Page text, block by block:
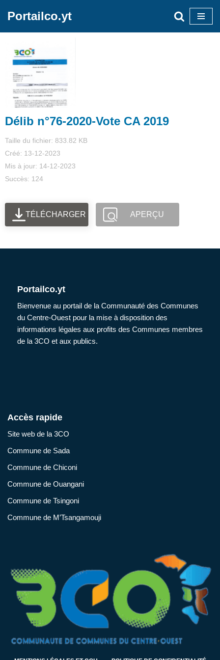
contenu
Portailco.yt
Délib n°76-2020-Vote CA 2019
Taille du fichier: 833.82 KB
Créé: 13-12-2023
Mis à jour: 14-12-2023
Succès: 124
TÉLÉCHARGER APERÇU
Portailco.yt
Bienvenue au portail de la Communauté des Communes
du Centre-Ouest pour la mise à disposition des
informations légales aux profits des Communes membres
de la 3CO et aux publics.
Accès rapide
Site web de la 3CO
Commune de Sada
Commune de Chiconi
Commune de Ouangani
Commune de Tsingoni
Commune de M’Tsangamouji